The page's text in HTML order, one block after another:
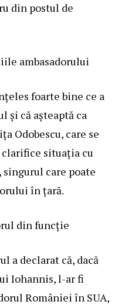
din postul de
ambasadorului
foarte bine ce a
și că așteaptă ca
Odobescu, care se
clarifice situația cu
care poate
în țară.
din funcție
a declarat că, dacă
Iohannis, l-ar fi
României în SUA,